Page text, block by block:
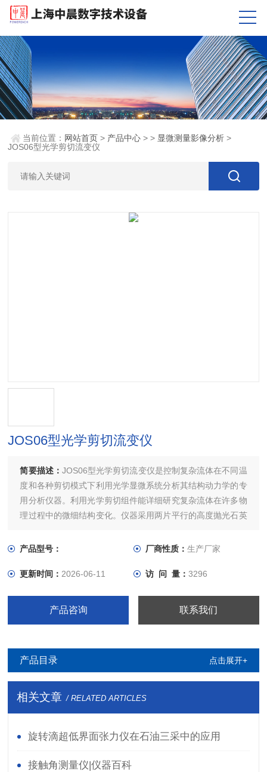
当前位置： 网站首页 > 产品中心 > > 显微测量影像分析 >
JOS06型光学剪切流变仪
JOS06型光学剪切流变仪
简要描述： JOS06型光学剪切流变仪是控制复杂流体在不同温
度和各种剪切模式下利用光学显微系统分析其结构动力学的专
用分析仪器。利用光学剪切组件能详细研究复杂流体在许多物
理过程中的微细结构变化。仪器采用两片平行的高度抛光石英
温度。
产品型号： 厂商性质： 生产厂家
更新时间： 2026-06-11 访 问 量： 3296
产品咨询 联系我们
产品目录 点击展开+
相关文章 / RELATED ARTICLES
旋转滴超低界面张力仪在石油三采中的应用
接触角测量仪|仪器百科